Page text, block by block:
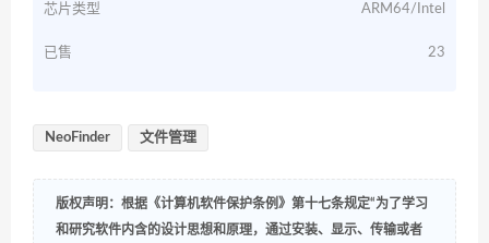
芯片类型 ARM64/Intel
已售 23
NeoFinder 文件管理
版权声明：根据《计算机软件保护条例》第十七条规定“为了学习
和研究软件内含的设计思想和原理，通过安装、显示、传输或者